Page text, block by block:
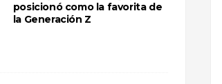
posicionó como la favorita de
la Generación Z